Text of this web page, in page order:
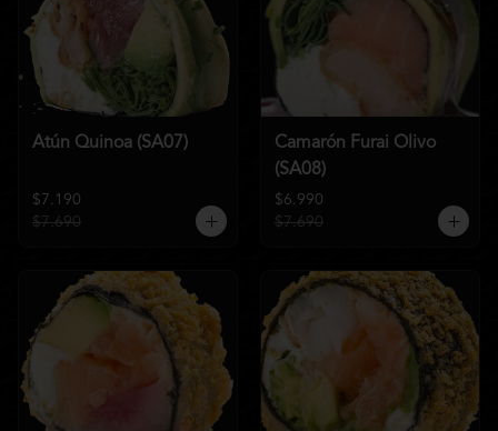
Atún Quinoa (SA07)
$7.190
$7.690
Camarón Furai Olivo
(SA08)
$6.990
$7.690